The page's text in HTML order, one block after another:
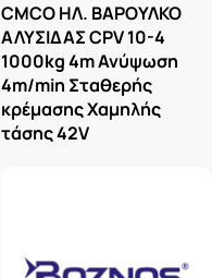
CMCO ΗΛ. ΒΑΡΟΥΛΚΟ
ΑΛΥΣΙΔΑΣ CPV 10-4
1000kg 4m Ανύψωση
4m/min Σταθερής
κρέμασης Χαμηλής
τάσης 42V